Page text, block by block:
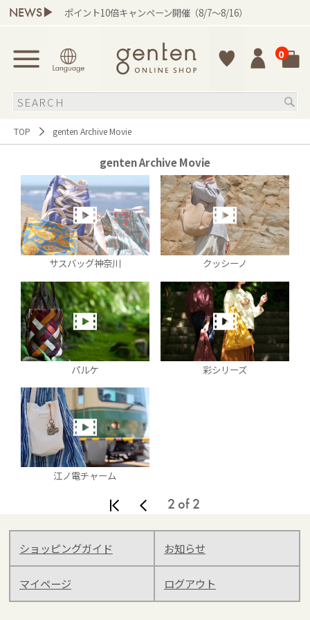
NEWS▶ ポイント10倍キャンペーン開催（8/7～8/16）
0
TOP genten Archive Movie
genten Archive Movie
サスバッグ神奈川 クッシーノ
パルケ 彩シリーズ
江ノ電チャーム
2 of 2
ショッピングガイド お知らせ
マイページ ログアウト